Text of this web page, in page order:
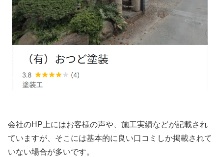
会社のHP上にはお客様の声や、施工実績などが記載され
ていますが、そこには基本的に良い口コミしか掲載されて
いない場合が多いです。